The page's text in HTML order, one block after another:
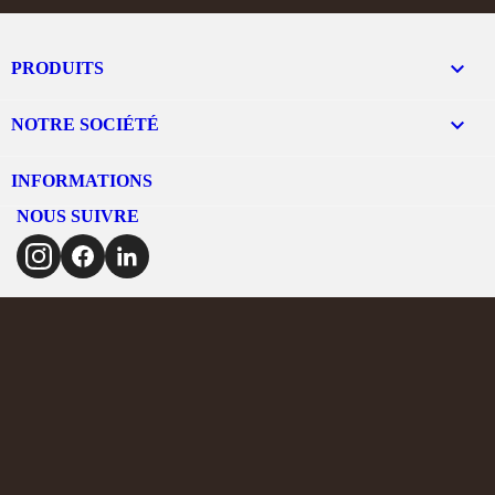
PRODUITS 
NOTRE SOCIÉTÉ 
INFORMATIONS
NOUS SUIVRE